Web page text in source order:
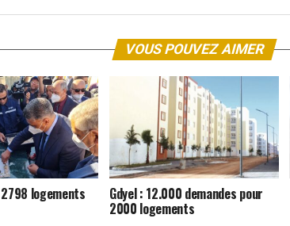
VOUS POUVEZ AIMER
logements Gdyel : 12.000 demandes pour
2000 logements